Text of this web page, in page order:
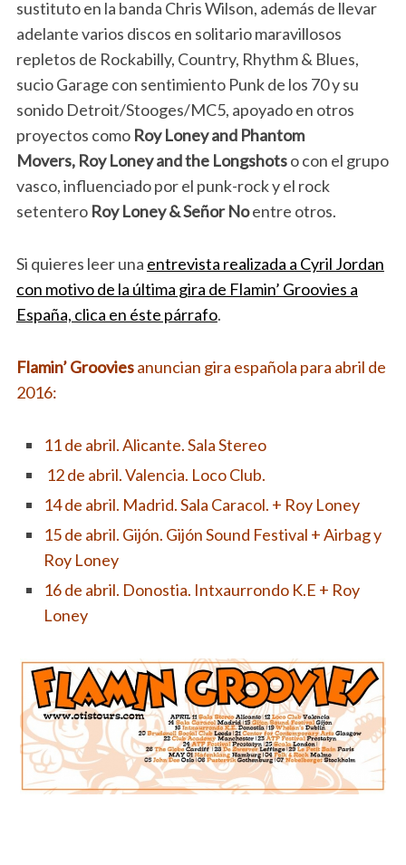
sustituto en la banda Chris Wilson, además de llevar
adelante varios discos en solitario maravillosos
repletos de Rockabilly, Country, Rhythm & Blues,
sucio Garage con sentimiento Punk de los 70 y su
sonido Detroit/Stooges/MC5, apoyado en otros
proyectos como Roy Loney and Phantom
Movers, Roy Loney and the Longshotso con el grupo
vasco, influenciado por el punk-rock y el rock
setentero Roy Loney & Señor Noentre otros.
Si quieres leer una entrevista realizada a Cyril Jordan
con motivo de la última gira de Flamin’ Groovies a
España, clica en éste párrafo.
Flamin’ Grooviesanuncian gira española para abril de
2016:
11 de abril. Alicante. Sala Stereo
12 de abril. Valencia. Loco Club.
14 de abril. Madrid. Sala Caracol. + Roy Loney
15 de abril. Gijón. Gijón Sound Festival + Airbag y
Roy Loney
16 de abril. Donostia. Intxaurrondo K.E + Roy
Loney